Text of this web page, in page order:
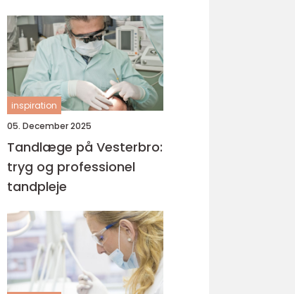
helhedsorienteret
tilgang
inspiration
05. December 2025
Tandlæge på Vesterbro:
tryg og professionel
tandpleje